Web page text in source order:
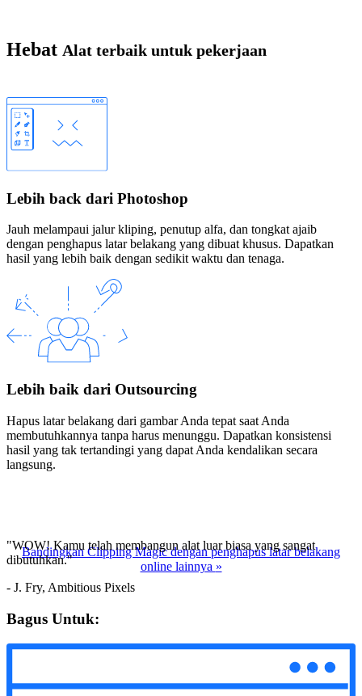
Hebat Alat terbaik untuk pekerjaan
Lebih back dari Photoshop
Jauh melampaui jalur kliping, penutup alfa, dan tongkat ajaib
dengan penghapus latar belakang yang dibuat khusus. Dapatkan
hasil yang lebih baik dengan sedikit waktu dan tenaga.
Lebih baik dari Outsourcing
Hapus latar belakang dari gambar Anda tepat saat Anda
membutuhkannya tanpa harus menunggu. Dapatkan konsistensi
hasil yang tak tertandingi yang dapat Anda kendalikan secara
langsung.
Bandingkan Clipping Magic dengan penghapus latar belakang
online lainnya »
"WOW! Kamu telah membangun alat luar biasa yang sangat
dibutuhkan."
- J. Fry, Ambitious Pixels
Bagus Untuk: